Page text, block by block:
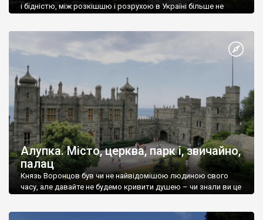
і бідністю, між розкішшю і розрухою в Україні більше не
Алупка. Місто, церква, парк і, звичайно,
палац
Князь Воронцов був чи не найвідомішою людиною свого
часу, але давайте не будемо кривити душею – чи знали ви це